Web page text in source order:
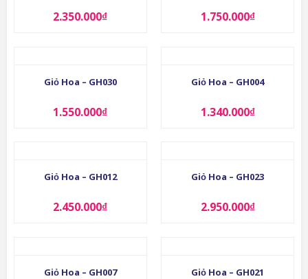
2.350.000₫ 1.750.000₫
Giỏ Hoa – GH030
1.550.000₫
Giỏ Hoa – GH004
1.340.000₫
Giỏ Hoa – GH012
2.450.000₫
Giỏ Hoa – GH023
2.950.000₫
Giỏ Hoa – GH007 Giỏ Hoa – GH021